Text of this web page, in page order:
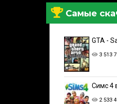
Самые
GTA -
3 513
Симс 4
2 533